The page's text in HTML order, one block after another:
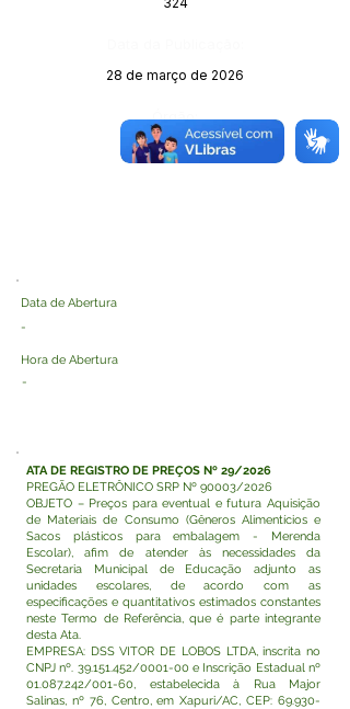
28 de março de 2026
Órgão:
Data de Abertura
-
Hora de Abertura
-
ATA DE REGISTRO DE PREÇOS Nº 29/2026
PREGÃO ELETRÔNICO SRP Nº 90003/2026
OBJETO – Preços para eventual e futura Aquisição
de Materiais de Consumo (Gêneros Alimentícios e
Sacos plásticos para embalagem - Merenda
Escolar), afim de atender às necessidades da
Secretaria Municipal de Educação adjunto as
unidades escolares, de acordo com as
especificações e quantitativos estimados constantes
neste Termo de Referência, que é parte integrante
desta Ata.
EMPRESA: DSS VITOR DE LOBOS LTDA, inscrita no
CNPJ nº. 39.151.452/0001-00 e Inscrição Estadual nº
01.087.242/001-60, estabelecida à Rua Major
Salinas, nº 76, Centro, em Xapuri/AC, CEP: 69.930-